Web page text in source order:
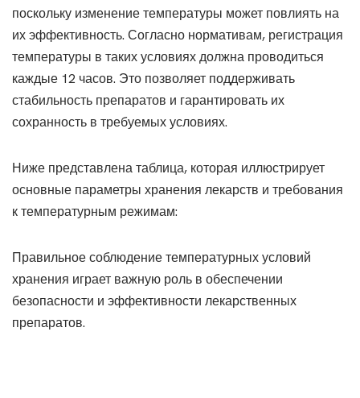
поскольку изменение температуры может повлиять на
их эффективность. Согласно нормативам, регистрация
температуры в таких условиях должна проводиться
каждые 12 часов. Это позволяет поддерживать
стабильность препаратов и гарантировать их
сохранность в требуемых условиях.
Ниже представлена таблица, которая иллюстрирует
основные параметры хранения лекарств и требования
к температурным режимам:
Правильное соблюдение температурных условий
хранения играет важную роль в обеспечении
безопасности и эффективности лекарственных
препаратов.